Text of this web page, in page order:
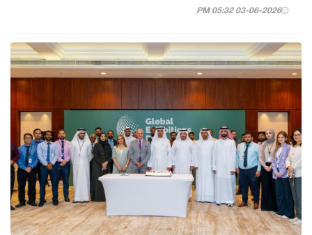
03-06-2026 05:32 PM